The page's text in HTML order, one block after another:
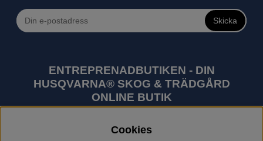
Skicka
ENTREPRENADBUTIKEN - DIN
HUSQVARNA® SKOG & TRÄDGÅRD
ONLINE BUTIK
utomhusprodukter som skogsmaskiner och
Cookies